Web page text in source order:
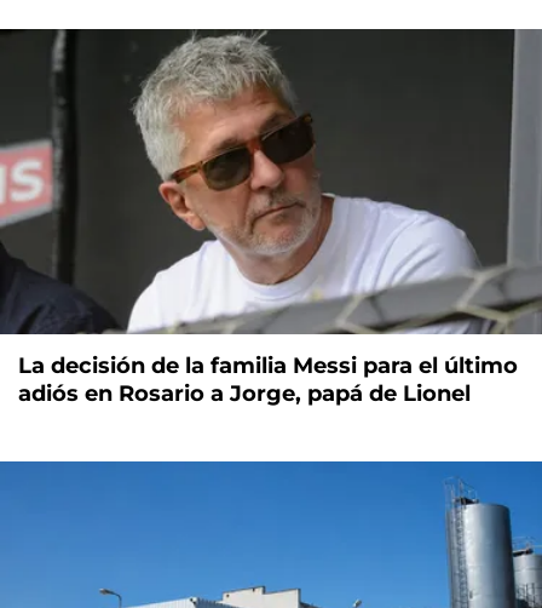
La decisión de la familia Messi para el último
adiós en Rosario a Jorge, papá de Lionel